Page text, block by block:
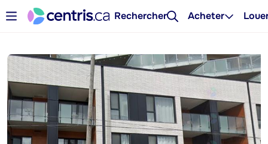
Rechercher Acheter